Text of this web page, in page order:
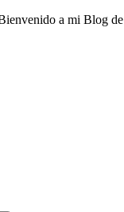
Saltar
a mi Blog